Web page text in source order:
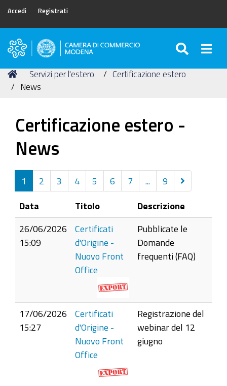
Accedi Registrati
Camera
Commercio
di
Tu
sei
Home
Servizi per l'estero
Certificazione estero
News
Certificazione estero -
News
1 2 3 4 5 6 7 9
Successivi
10
elementi
Data Titolo Descrizione
26/06/2026
15:09
Certificati
d'Origine -
Nuovo Front
Office
Pubblicate le
Domande
frequenti (FAQ)
17/06/2026
15:27
Certificati
d'Origine -
Nuovo Front
Office
Registrazione del
webinar del 12
giugno